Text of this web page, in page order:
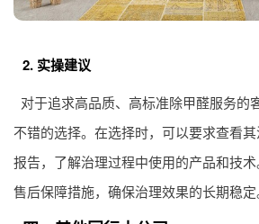
2. 实操建议
对于追求高品质、高标准除甲醛服务的
不错的选择。在选择时，可以要求查看
报告，了解治理过程中使用的产品和技
售后保障措施，确保治理效果的长期稳定